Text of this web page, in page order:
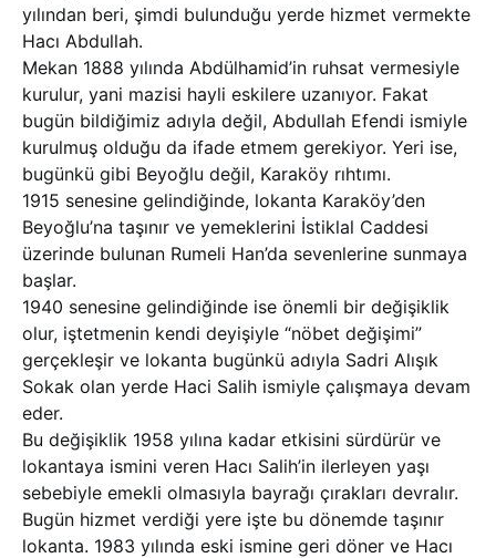
yılından beri, şimdi bulunduğu yerde hizmet vermekte
Hacı Abdullah.
Mekan 1888 yılında Abdülhamid’in ruhsat vermesiyle
kurulur, yani mazisi hayli eskilere uzanıyor. Fakat
bugün bildiğimiz adıyla değil, Abdullah Efendi ismiyle
kurulmuş olduğu da ifade etmem gerekiyor. Yeri ise,
bugünkü gibi Beyoğlu değil, Karaköy rıhtımı.
1915 senesine gelindiğinde, lokanta Karaköy’den
Beyoğlu’na taşınır ve yemeklerini İstiklal Caddesi
üzerinde bulunan Rumeli Han’da sevenlerine sunmaya
başlar.
1940 senesine gelindiğinde ise önemli bir değişiklik
olur, iştetmenin kendi deyişiyle “nöbet değişimi”
gerçekleşir ve lokanta bugünkü adıyla Sadri Alışık
Sokak olan yerde Haci Salih ismiyle çalışmaya devam
eder.
Bu değişiklik 1958 yılına kadar etkisini sürdürür ve
lokantaya ismini veren Hacı Salih’in ilerleyen yaşı
sebebiyle emekli olmasıyla bayrağı çırakları devralır.
Bugün hizmet verdiği yere işte bu dönemde taşınır
lokanta. 1983 yılında eski ismine geri döner ve Hacı